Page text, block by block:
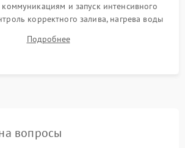
и запуск интенсивного
корректного залива, нагрева воды
отсутствия посторонних шумов,
и абсолютной сухости в поддоне.
Подробнее
вопросы